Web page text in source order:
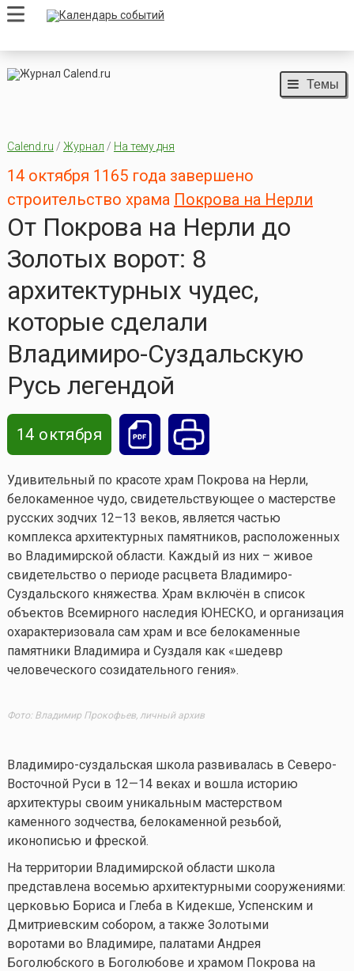
Темы
Calend.ru / Журнал / На тему дня
14 октября 1165 года завершено
строительство храма Покрова на Нерли
От Покрова на Нерли до
Золотых ворот: 8
архитектурных чудес,
которые сделали
Владимиро-Суздальскую
Русь легендой
14 октября
Удивительный по красоте храм Покрова на Нерли,
белокаменное чудо, свидетельствующее о мастерстве
русских зодчих 12–13 веков, является частью
комплекса архитектурных памятников, расположенных
во Владимирской области. Каждый из них – живое
свидетельство о периоде расцвета Владимиро-
Суздальского княжества. Храм включён в список
объектов Всемирного наследия ЮНЕСКО, и организация
охарактеризовала сам храм и все белокаменные
памятники Владимира и Суздаля как «шедевр
человеческого созидательного гения».
Фото: Владимир Прокофьев, личный архив
Владимиро-суздальская школа развивалась в Северо-
Восточной Руси в 12—14 веках и вошла историю
архитектуры своим уникальным мастерством
каменного зодчества, белокаменной резьбой,
иконописью и фреской.
На территории Владимирской области школа
представлена восемью архитектурными сооружениями:
церковью Бориса и Глеба в Кидекше, Успенским и
Дмитриевским собором, а также Золотыми
воротами во Владимире, палатами Андрея
Боголюбского в Боголюбове и храмом Покрова на